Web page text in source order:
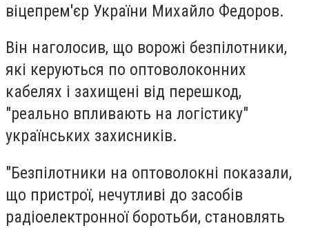
віцепрем'єр України Михайло Федоров.
Він наголосив, що ворожі безпілотники,
які керуються по оптоволоконних
кабелях і захищені від перешкод,
"реально впливають на логістику"
українських захисників.
"Безпілотники на оптоволокні показали,
що пристрої, нечутливі до засобів
радіоелектронної боротьби, становлять